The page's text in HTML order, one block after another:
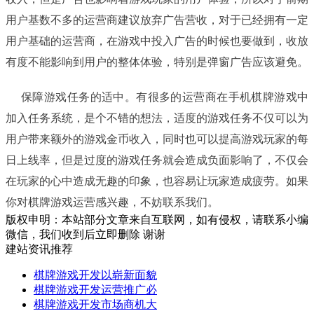
用户基数不多的运营商建议放弃广告营收，对于已经拥有一定
用户基础的运营商，在游戏中投入广告的时候也要做到，收放
有度不能影响到用户的整体体验，特别是弹窗广告应该避免。
保障游戏任务的适中。有很多的运营商在手机棋牌游戏中
加入任务系统，是个不错的想法，适度的游戏任务不仅可以为
用户带来额外的游戏金币收入，同时也可以提高游戏玩家的每
日上线率，但是过度的游戏任务就会造成负面影响了，不仅会
在玩家的心中造成无趣的印象，也容易让玩家造成疲劳。如果
你对棋牌游戏运营感兴趣，不妨联系我们。
版权申明：本站部分文章来自互联网，如有侵权，请联系小编
微信，我们收到后立即删除 谢谢
建站资讯推荐
棋牌游戏开发以崭新面貌
棋牌游戏开发运营推广必
棋牌游戏开发市场商机大